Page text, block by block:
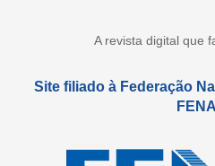
A revista digital que
Site filiado à Federação